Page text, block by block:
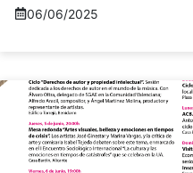
06/06/2025